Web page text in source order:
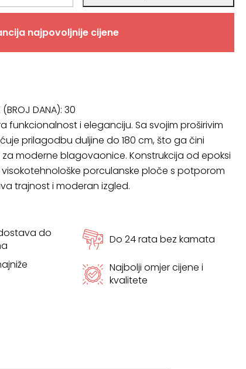
najpovoljnije cijene
(BROJ DANA): 30
funkcionalnost i eleganciju. Sa svojim proširivim
prilagodbu duljine do 180 cm, što ga čini
moderne blagovaonice. Konstrukcija od epoksi
porculanske ploče s potporom
trajnost i moderan izgled.
do
Do 24 rata bez kamata
Najbolji omjer cijene i
kvalitete